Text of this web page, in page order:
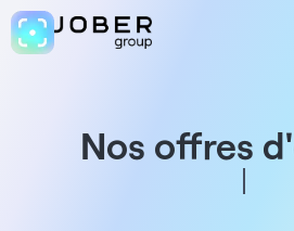
Nos offres